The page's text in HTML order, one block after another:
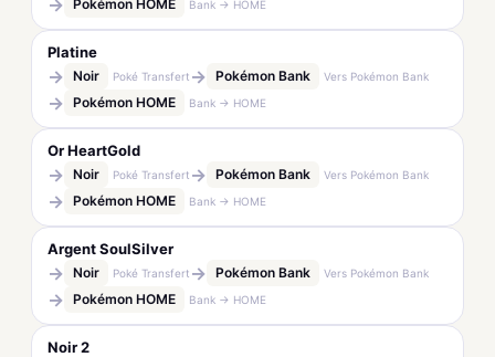
→ Pokémon HOME Bank → HOME
Platine
→ Noir Poké Transfert → Pokémon Bank Vers Pokémon Bank
→ Pokémon HOME Bank → HOME
Or HeartGold
→ Noir Poké Transfert → Pokémon Bank Vers Pokémon Bank
→ Pokémon HOME Bank → HOME
Argent SoulSilver
→ Noir Poké Transfert → Pokémon Bank Vers Pokémon Bank
→ Pokémon HOME Bank → HOME
Noir 2